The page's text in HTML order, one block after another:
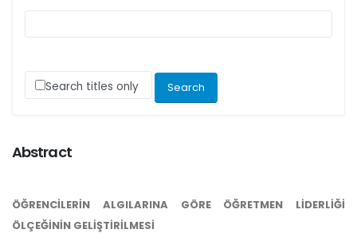
Search titles only
Abstract
ÖĞRENCİLERİN ALGILARINA GÖRE ÖĞRETMEN LİDERLİĞİ
ÖLÇEĞİNİN GELİŞTİRİLMESİ